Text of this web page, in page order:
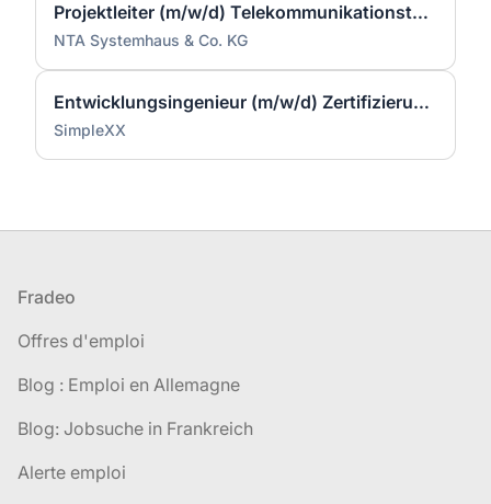
Projektleiter (m/w/d) Telekommunikationstechnik
NTA Systemhaus & Co. KG
Entwicklungsingenieur (m/w/d) Zertifizierung & Qualifikation – Light Twins für AIRBUS Helicopters
SimpleXX
Pied de page
Fradeo
Offres d'emploi
Blog : Emploi en Allemagne
Blog: Jobsuche in Frankreich
Alerte emploi